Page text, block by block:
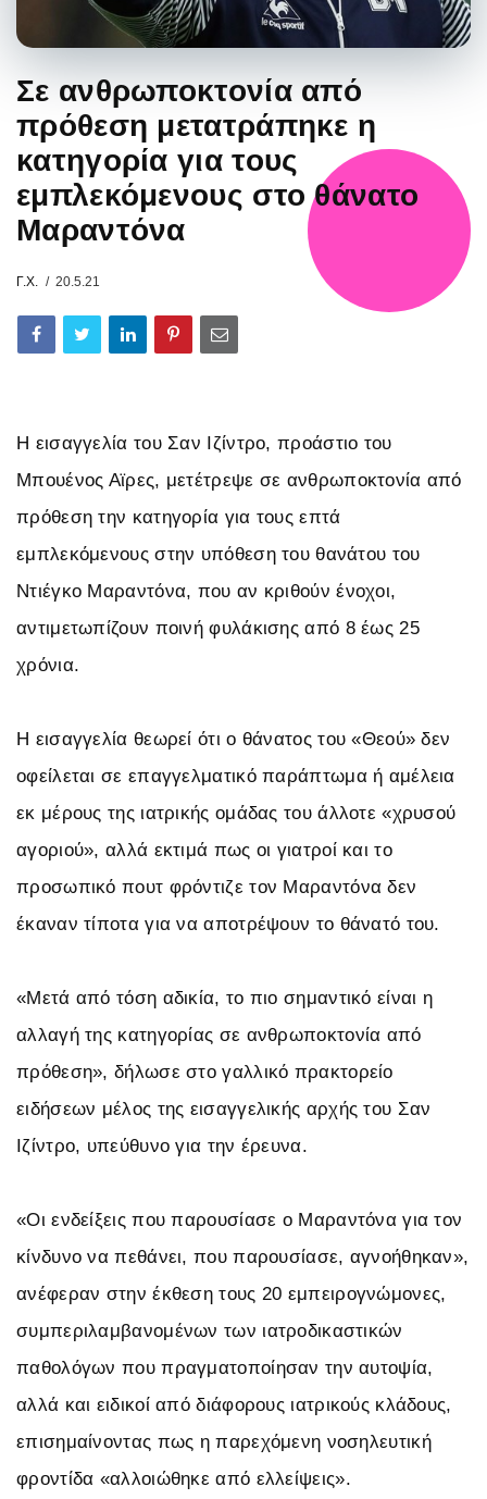
Σε ανθρωποκτονία από
πρόθεση μετατράπηκε η
κατηγορία για τους
εμπλεκόμενους στο θάνατο
Μαραντόνα
Γ.Χ. 20.5.21
Η εισαγγελία του Σαν Ιζίντρο, προάστιο του
Μπουένος Αϊρες, μετέτρεψε σε ανθρωποκτονία από
πρόθεση την κατηγορία για τους επτά
εμπλεκόμενους στην υπόθεση του θανάτου του
Ντιέγκο Μαραντόνα, που αν κριθούν ένοχοι,
αντιμετωπίζουν ποινή φυλάκισης από 8 έως 25
χρόνια.
Η εισαγγελία θεωρεί ότι ο θάνατος του «Θεού» δεν
οφείλεται σε επαγγελματικό παράπτωμα ή αμέλεια
εκ μέρους της ιατρικής ομάδας του άλλοτε «χρυσού
αγοριού», αλλά εκτιμά πως οι γιατροί και το
προσωπικό πουτ φρόντιζε τον Μαραντόνα δεν
έκαναν τίποτα για να αποτρέψουν το θάνατό του.
«Μετά από τόση αδικία, το πιο σημαντικό είναι η
αλλαγή της κατηγορίας σε ανθρωποκτονία από
πρόθεση», δήλωσε στο γαλλικό πρακτορείο
ειδήσεων μέλος της εισαγγελικής αρχής του Σαν
Ιζίντρο, υπεύθυνο για την έρευνα.
«Οι ενδείξεις που παρουσίασε ο Μαραντόνα για τον
κίνδυνο να πεθάνει, που παρουσίασε, αγνοήθηκαν»,
ανέφεραν στην έκθεση τους 20 εμπειρογνώμονες,
συμπεριλαμβανομένων των ιατροδικαστικών
παθολόγων που πραγματοποίησαν την αυτοψία,
αλλά και ειδικοί από διάφορους ιατρικούς κλάδους,
επισημαίνοντας πως η παρεχόμενη νοσηλευτική
φροντίδα «αλλοιώθηκε από ελλείψεις».